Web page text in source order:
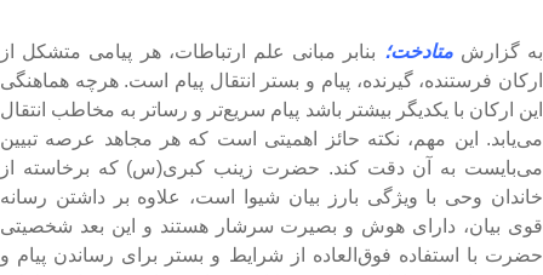
گزارش متادخت؛بنابر مبانی علم ارتباطات، هر پیامی متشکل از
فرستنده، گیرنده، پیام و بستر انتقال پیام است. هرچه هماهنگی
ارکان با یکدیگر بیشتر باشد پیام سریع‌‌تر و رساتر به مخاطب انتقال
این مهم، نکته‌ حائز اهمیتی است که هر مجاهد عرصه‌ تبیین
به آن دقت کند. حضرت زینب کبری(س) که برخاسته از
وحی با ویژگی بارز بیان شیوا است، علاوه بر داشتن رسانه‌
بیان، دارای هوش و بصیرت سرشار هستند و این بعد شخصیتی
با استفاده‌ فوق‌العاده از شرایط و بستر برای رساندن پیام و